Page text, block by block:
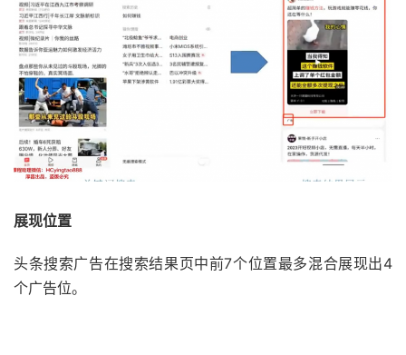
展现位置
头条搜索广告在搜索结果页中前7个位置最多混合展现出4
个广告位。